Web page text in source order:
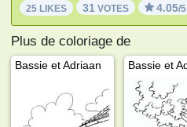
25 LIKES 31 VOTES 4.05/5
Plus de coloriage de
Bassie et Adriaan